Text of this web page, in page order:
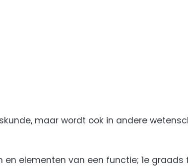
maar wordt ook in andere
en elementen van een functie; 1e